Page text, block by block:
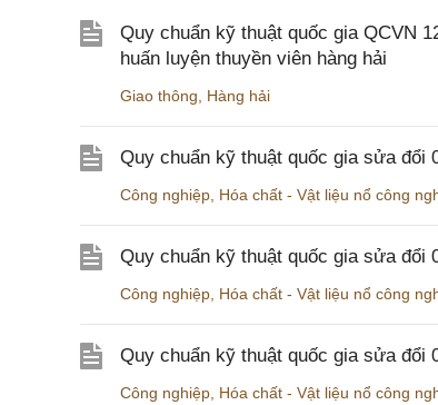
Quy chuẩn kỹ thuật quốc gia QCVN
huấn luyện thuyền viên hàng hải
Giao thông Hàng hải
Quy chuẩn kỹ thuật quốc gia sửa đổi
Công nghiệp Hóa chất - Vật liệu nổ công
Quy chuẩn kỹ thuật quốc gia sửa đổi
Công nghiệp Hóa chất - Vật liệu nổ công
Quy chuẩn kỹ thuật quốc gia sửa đổi
Công nghiệp Hóa chất - Vật liệu nổ công